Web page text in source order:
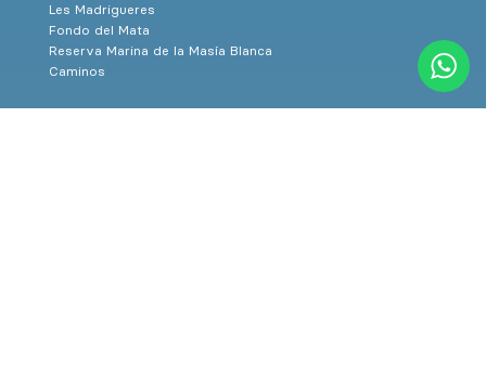
Les Madrigueres
Fondo del Mata
Reserva Marina de la Masía Blanca
Caminos